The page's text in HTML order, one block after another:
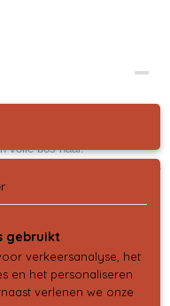
ze kunnen al goed gedragen
volle bos haar.
gebruikt
verkeersanalyse, het
en het personaliseren
verlenen we onze